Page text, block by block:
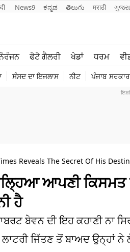
News9 ಕನ್ನಡ తెలుగు मराठी
ਫੋਟੋ ਗੈਲਰੀ ਖੇਡਾਂ ਧਰਮ
ਸੰਸਦ ਦਾ ਇਜਲਾਸ ਨੀਟ ਪੰਜਾਬ ਸਰਕਾਰ
ਪੰਜਾਬ
Reveals The Secret Of His
ਆਪਣੀ ਕਿਸਮਤ
ਹੈ
ਬੇਵਨ ਦੀ ਇਹ ਕਹਾਣੀ ਨਾ
ਜਿੱਤਣ ਤੋਂ ਬਾਅਦ ਉਨ੍ਹਾਂ